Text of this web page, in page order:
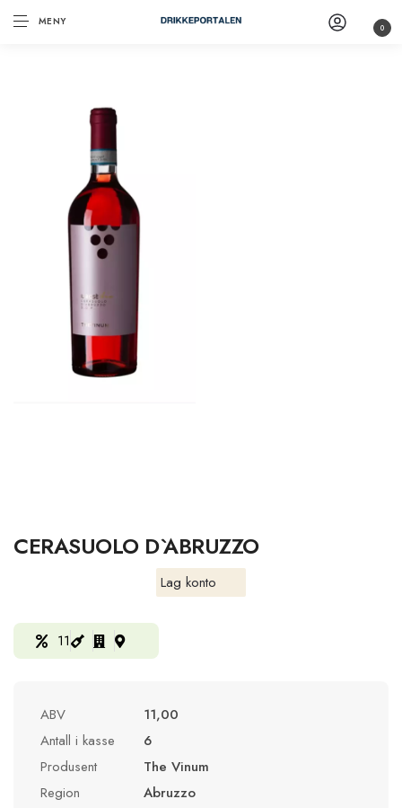
MENY 0
CERASUOLO D`ABRUZZO
Lag konto
11
ABV
11,00
Antall i kasse
6
Produsent
The Vinum
Region
Abruzzo